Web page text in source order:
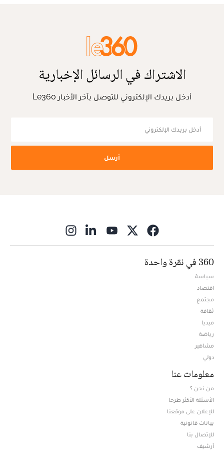
الاشتراك في الرسائل الإخبارية
أدخل بريدك الإلكتروني للتوصل بآخر الأخبار Le360
أرسل
360 في نقرة واحدة
سياسة
اقتصاد
مجتمع
ثقافة
ميديا
رياضة
مشاهير
دولي
معلومات عنا
من نحن ؟
الأسئلة الأكثر طرحا
للإعلان على موقعنا
بيانات قانونية
للإتصال بنا
أرشيف